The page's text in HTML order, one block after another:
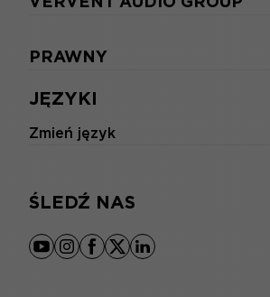
JĘZYKI
Zmień język
ŚLEDŹ NAS
youtube
instagram
facebook
x linkedin
PRAWNY